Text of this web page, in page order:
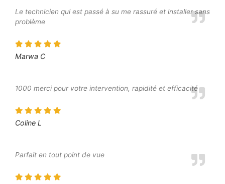
Le technicien qui est passé à su me rassuré et installer sans
problème
Marwa C
1000 merci pour votre intervention, rapidité et efficacité
Coline L
Parfait en tout point de vue